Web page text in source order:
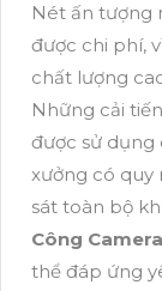
Nét ấn tượng
được chi phí,
chất lượng
Những cải
được sử dụng
xưởng có quy
sát toàn bộ
Công
thể đáp ứng